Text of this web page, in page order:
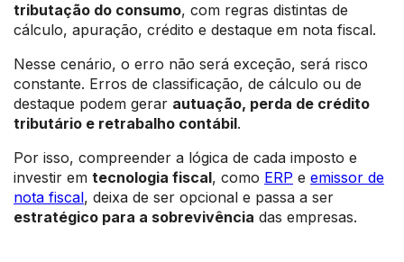
tributação do consumo, com regras distintas de
cálculo, apuração, crédito e destaque em nota fiscal.
Nesse cenário, o erro não será exceção, será risco
constante. Erros de classificação, de cálculo ou de
destaque podem gerar autuação, perda de crédito
tributário e retrabalho contábil.
Por isso, compreender a lógica de cada imposto e
investir em tecnologia fiscal, como ERP e emissor de
nota fiscal, deixa de ser opcional e passa a ser
estratégico para a sobrevivência das empresas.